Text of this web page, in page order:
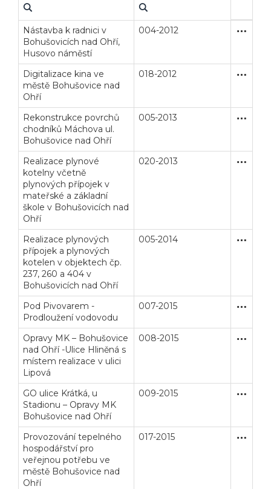
Nástavba k radnici v
Bohušovicích nad Ohří,
Husovo náměstí
004-2012
Digitalizace kina ve
městě Bohušovice nad
Ohří
018-2012
Rekonstrukce povrchů
chodníků Máchova ul.
Bohušovice nad Ohří
005-2013
Realizace plynové
kotelny včetně
plynových přípojek v
mateřské a základní
škole v Bohušovicích nad
Ohří
020-2013
Realizace plynových
přípojek a plynových
kotelen v objektech čp.
237, 260 a 404 v
Bohušovicích nad Ohří
005-2014
Pod Pivovarem -
Prodloužení vodovodu
007-2015
Opravy MK – Bohušovice
nad Ohří -Ulice Hliněná s
místem realizace v ulici
Lipová
008-2015
GO ulice Krátká, u
Stadionu – Opravy MK
Bohušovice nad Ohří
009-2015
Provozování tepelného
hospodářství pro
veřejnou potřebu ve
městě Bohušovice nad
Ohří
017-2015 Služby